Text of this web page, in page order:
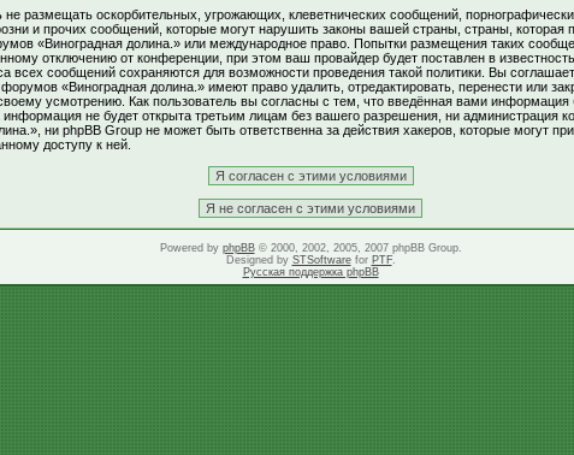
не размещать оскорбительных, угрожающих, клеветнических сообщений,
и прочих сообщений, которые могут нарушить законы вашей страны, страны, которая
«Виноградная долина.» или международное право. Попытки размещения таких
отключению от конференции, при этом ваш провайдер будет поставлен в
всех сообщений сохраняются для возможности проведения такой политики. Вы
«Виноградная долина.» имеют право удалить, отредактировать, перенести или
усмотрению. Как пользователь вы согласны с тем, что введённая вами информация
информация не будет открыта третьим лицам без вашего разрешения, ни администрация
ни phpBB Group не может быть ответственна за действия хакеров, которые могут
доступу к ней.
Powered by phpBB© 2000, 2002, 2005, 2007 phpBB Group.
Designed by STSoftwarefor PTF.
Русская поддержка phpBB